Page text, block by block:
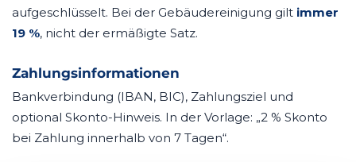
aufgeschlüsselt. Bei der Gebäudereinigung gilt immer
19 %, nicht der ermäßigte Satz.
Zahlungsinformationen
Bankverbindung (IBAN, BIC), Zahlungsziel und
optional Skonto-Hinweis. In der Vorlage: „2 % Skonto
bei Zahlung innerhalb von 7 Tagen“.